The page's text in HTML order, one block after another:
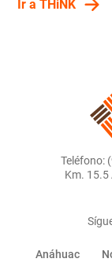
Ir a THiNK
Teléfono:
Km. 15.5
Anáhuac